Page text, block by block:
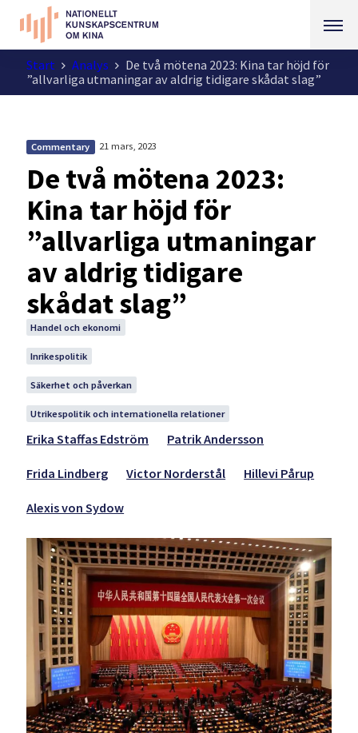
Start Analys
De två mötena 2023: Kina tar höjd för
”allvarliga utmaningar av aldrig tidigare skådat slag”
Commentary 21 mars, 2023
De två mötena 2023:
Kina tar höjd för
”allvarliga utmaningar
av aldrig tidigare
skådat slag”
Handel och ekonomi
Inrikespolitik
Säkerhet och påverkan
Utrikespolitik och internationella relationer
Erika Staffas Edström Patrik Andersson
Frida Lindberg Victor Norderstål Hillevi Pårup
Alexis von Sydow